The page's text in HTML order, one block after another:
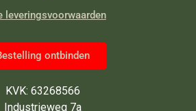
leveringsvoorwaarden
ontbinden
KVK: 63268566
Industrieweg 7a